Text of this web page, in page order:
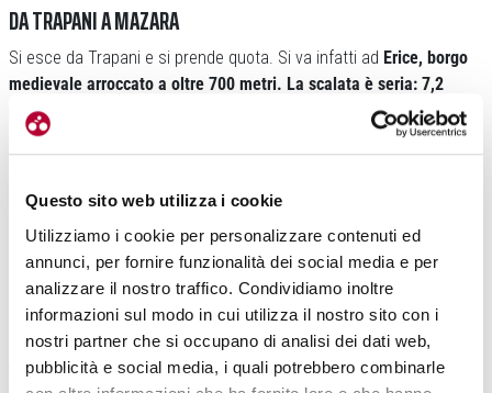
Questo sito web utilizza i cookie
Utilizziamo i cookie per personalizzare contenuti ed
annunci, per fornire funzionalità dei social media e per
analizzare il nostro traffico. Condividiamo inoltre
informazioni sul modo in cui utilizza il nostro sito con i
nostri partner che si occupano di analisi dei dati web,
pubblicità e social media, i quali potrebbero combinarle
DA TRAPANI A MAZARA
Si esce da Trapani e si prende quota. Si va infatti ad Erice, borgo
medievale arroccato a oltre 700 metri. La scalata è seria: 7,2
chilometri di ascesa all’8,2 per cento di pendenza media,ma è
anche l’unica asperità dell’itinerario e arriva quasi subito, quando le
stradine in pietra, il Castello di Venere e i panorami che spaziano
fino a San Vito Lo Capo creano un’atmosfera sospesa nel tempo.
Scendendo verso sud si incontra l’area delle saline di Trapani, un
paesaggio di vasche d’acqua, mulini a vento e riflessi rosati. Qui,
consigliamo fortemente di visitare il suggestivoMuseo del Sale